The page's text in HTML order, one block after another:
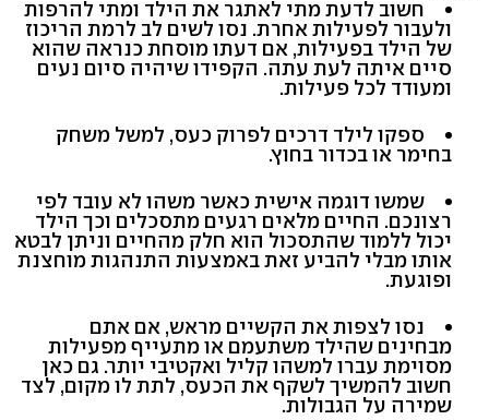
חשוב לדעת מתי לאתגר את הילד ומתי להרפות
ולעבור לפעילות אחרת. נסו לשים לב לרמת הריכוז
של הילד בפעילות, אם דעתו מוסחת כנראה שהוא
סיים איתה לעת עתה. הקפידו שיהיה סיום נעים
ומעודד לכל פעילות.
ספקו לילד דרכים לפרוק כעס, למשל משחק
בחימר או בכדור בחוץ.
שמשו דוגמה אישית כאשר משהו לא עובד לפי
רצונכם. החיים מלאים רגעים מתסכלים וכך הילד
יכול ללמוד שהתסכול הוא חלק מהחיים וניתן לבטא
אותו מבלי להביע זאת באמצעות התנהגות מוחצנת
ופוגעת.
נסו לצפות את הקשיים מראש, אם אתם
מבחינים שהילד משתעמם או מתעייף מפעילות
מסוימת עברו למשהו קליל ואקטיבי יותר. גם כאן
חשוב להמשיך לשקף את הכעס, לתת לו מקום, לצד
שמירה על הגבולות.